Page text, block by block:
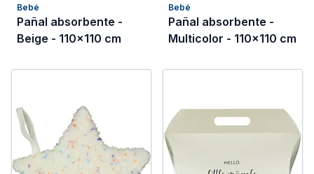
Bebé
Pañal absorbente -
Beige - 110x110 cm
Bebé
Pañal absorbente -
Multicolor - 110x110 cm